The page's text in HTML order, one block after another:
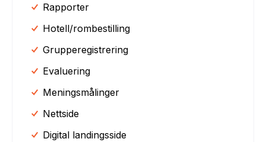
Rapporter
Hotell/rombestilling
Grupperegistrering
Evaluering
Meningsmålinger
Nettside
Digital landingsside